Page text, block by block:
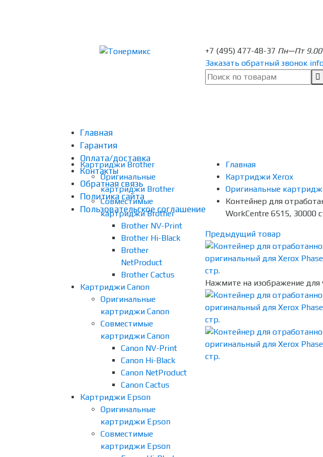
+7 (495) 477-48-37 Пн—Пт
Заказать обратный звонок
Главная
Гарантия
Оплата/доставка
Контакты
Обратная связь
Политика сайта
Пользовательское соглашение
Картриджи Brother
Оригинальные
картриджи Brother
Совместимые
картриджи Brother
Brother NV-Print
Brother Hi-Black
Brother
NetProduct
Brother Cactus
Картриджи Canon
Оригинальные
картриджи Canon
Совместимые
картриджи Canon
Canon NV-Print
Canon Hi-Black
Canon NetProduct
Canon Cactus
Картриджи Epson
Оригинальные
картриджи Epson
Совместимые
картриджи Epson
Главная
Картриджи Xerox
Оригинальные
Контейнер для
WorkCentre 6515, 30000
Предыдущий товар
Нажмите на изображение для